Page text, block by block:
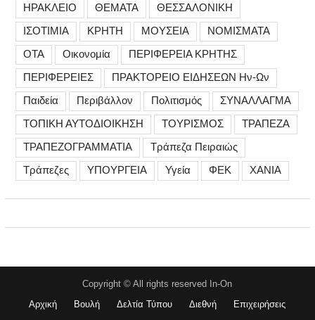
ΗΡΑΚΛΕΙΟ
ΘΕΜΑΤΑ
ΘΕΣΣΑΛΟΝΙΚΗ
ΙΣΟΤΙΜΙΑ
ΚΡΗΤΗ ΜΟΥΣΕΙΑ
ΝΟΜΙΣΜΑΤΑ
ΟΤΑ
Οικονομία
ΠΕΡΙΦΕΡΕΙΑ ΚΡΗΤΗΣ
ΠΕΡΙΦΕΡΕΙΕΣ
ΠΡΑΚΤΟΡΕΙΟ ΕΙΔΗΣΕΩΝ Ην-Ων
Παιδεία
Περιβάλλον Πολιτισμός
ΣΥΝΑΛΛΑΓΜΑ
ΤΟΠΙΚΗ ΑΥΤΟΔΙΟΙΚΗΣΗ
ΤΟΥΡΙΣΜΟΣ
ΤΡΑΠΕΖΑ
ΤΡΑΠΕΖΟΓΡΑΜΜΑΤΙΑ
Τράπεζα Πειραιώς
Τράπεζες
ΥΠΟΥΡΓΕΙΑ Υγεία ΦΕΚ ΧΑΝΙΑ
Copyright © All rights reserved In-On
Αρχική
Βουλή Δελτία Τύπου Διεθνή
Επιχειρήσεις